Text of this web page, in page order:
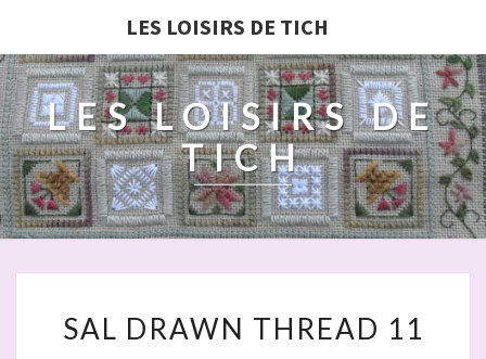
LES LOISIRS DE TICH
LES LOISIRS DE
TICH
DRAWN
SAL DRAWN THREAD 11